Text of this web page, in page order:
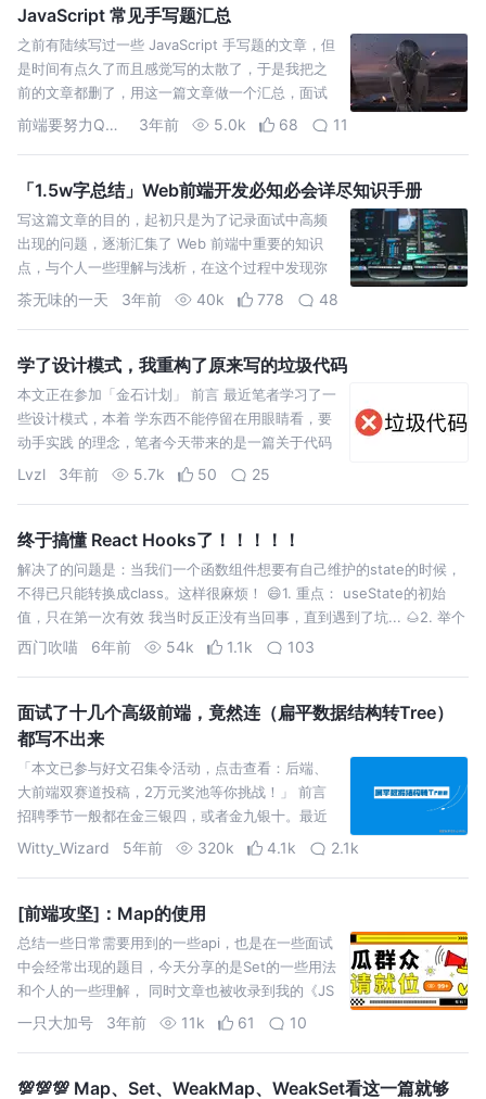
贯通是值得的。…
JavaScript 常见手写题汇总
之前有陆续写过一些 JavaScript 手写题的文章，但
是时间有点久了而且感觉写的太散了，于是我把之
前的文章都删了，用这一篇文章做一个汇总，面试
前看看 就酱～ 前端要努力QAQ 3年前 5.0k 68 11
「1.5w字总结」Web前端开发必知必会详尽知识手册
写这篇文章的目的，起初只是为了记录面试中高频
出现的问题，逐渐汇集了 Web 前端中重要的知识
点，与个人一些理解与浅析，在这个过程中发现弥
补了自己不少疏漏的知识，所以分享出来交流学习
茶无味的一天 3年前 40k 778 48
学了设计模式，我重构了原来写的垃圾代码
本文正在参加「金石计划」 前言 最近笔者学习了一
些设计模式，本着 学东西不能停留在用眼睛看，要
动手实践 的理念，笔者今天带来的是一篇关于代码
逻辑重构的文章，将学到的东西充分运用到实际的
Lvzl 3年前 5.7k 50 25
终于搞懂 React Hooks了！！！！！
解决了的问题是：当我们一个函数组件想要有自己维护的state的时候，
不得已只能转换成class。这样很麻烦！ 😄1. 重点： useState的初始
值，只在第一次有效 我当时反正没有当回事，直到遇到了坑... 🌰2. 举个
例子： 😄 1. 就是相当于全局作用域，一处被修改…
西门吹喵 6年前 54k 1.1k 103
面试了十几个高级前端，竟然连（扁平数据结构转Tree）
都写不出来
「本文已参与好文召集令活动，点击查看：后端、
大前端双赛道投稿，2万元奖池等你挑战！」 前言
招聘季节一般都在金三银四，或者金九银十。最近
在这五六月份，陆陆续续面试了十几个高级前端。
Witty_Wizard 5年前 320k 4.1k 2.1k
[前端攻坚]：Map的使用
总结一些日常需要用到的一些api，也是在一些面试
中会经常出现的题目，今天分享的是Set的一些用法
和个人的一些理解， 同时文章也被收录到我的《JS
基础》专栏中，欢迎大家点击收藏加关注。
一只大加号 3年前 11k 61 10
💯💯💯 Map、Set、WeakMap、WeakSet看这一篇就够